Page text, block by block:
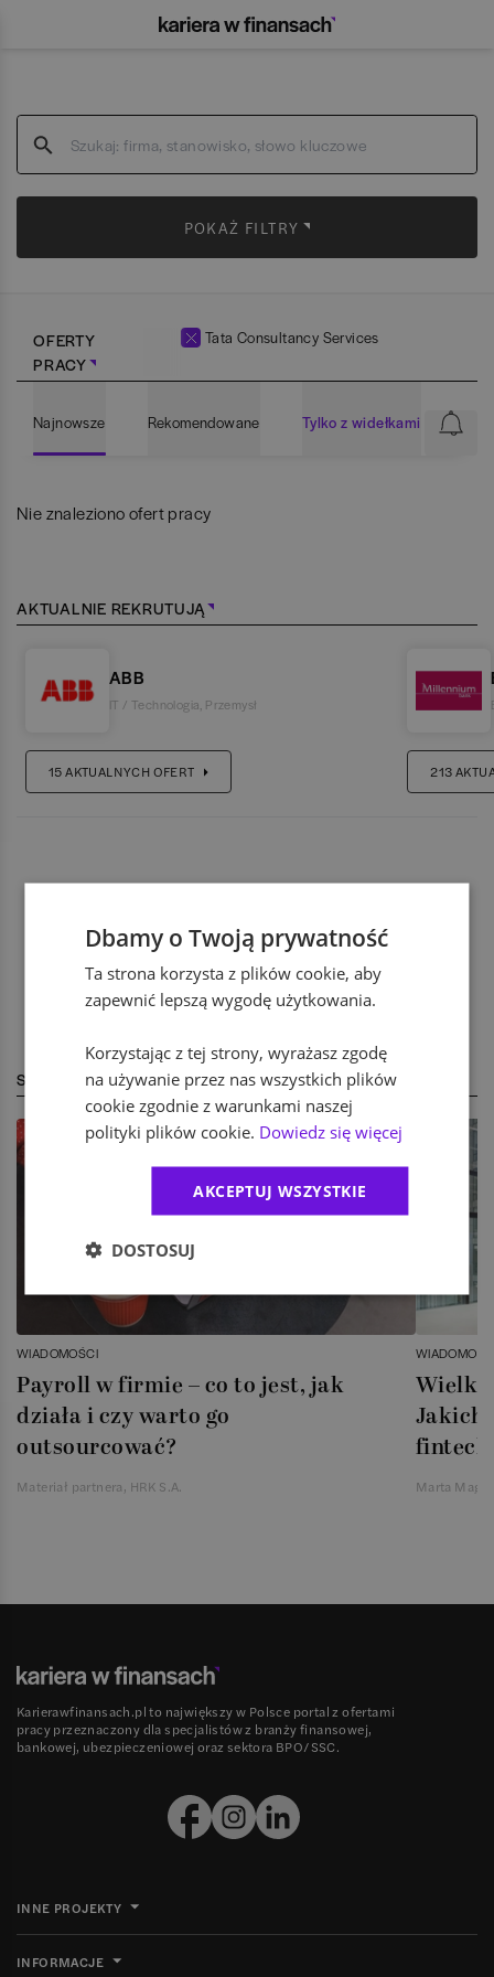
POKAŻ FILTRY
OFERTY
PRACY
Tata Consultancy Services
Najnowsze Rekomendowane Tylko z widełkami
Nie znaleziono ofert pracy
AKTUALNIE REKRUTUJĄ
ABB
IT / Technologia Przemysł
15AKTUALNYCH OFERT 213
STREFA EKSPERTA
WIADOMOŚCI
Payroll w firmie – co to jest, jak
działa i czy warto go
outsourcować?
Materiał partnera, HRK S.A.
Jakich
Marta
Karierawfinansach.pl to największy w Polsce portal z ofertami
pracy przeznaczony dla specjalistów z branży finansowej,
bankowej, ubezpieczeniowej oraz sektora BPO/SSC.
INNE PROJEKTY
INFORMACJE
Dbamy o Twoją prywatność
Ta strona korzysta z plików cookie, aby
zapewnić lepszą wygodę użytkowania.
Korzystając z tej strony, wyrażasz zgodę
na używanie przez nas wszystkich plików
cookie zgodnie z warunkami naszej
polityki plików cookie. Dowiedz się więcej
AKCEPTUJ WSZYSTKIE
DOSTOSUJ